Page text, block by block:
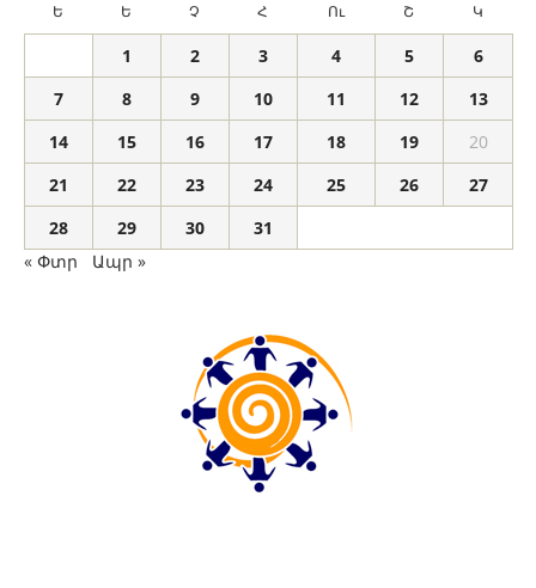
Ե Ե Չ Հ Ու Շ Կ
1 2 3 4 5
6
7
8 9 10 11 12
13
14
15 16 17 18 19
20
21
22 23 24 25 26
27
28
29 30
31
« Փտր
Ապր »